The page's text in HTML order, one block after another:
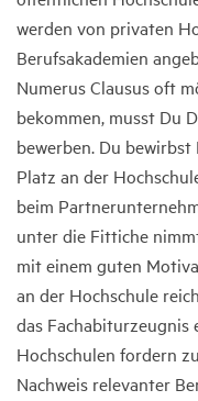
werden von privaten
Berufsakademien
Numerus Clausus oft
bekommen, musst Du
bewerben. Du bewirbst
Platz an der
beim
unter die Fittiche
mit einem guten
an der Hochschule
das Fachabiturzeugnis
Hochschulen fordern
Nachweis relevanter